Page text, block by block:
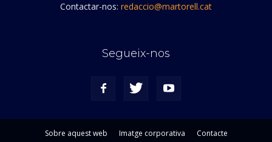
Contactar-nos: redaccio@martorell.cat
Segueix-nos
Sobre aquest web Imatge corporativa Contacte